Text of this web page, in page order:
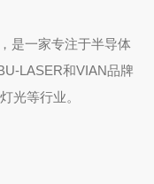
是一家专注于半导体
LASER和VIAN品牌
光等行业。